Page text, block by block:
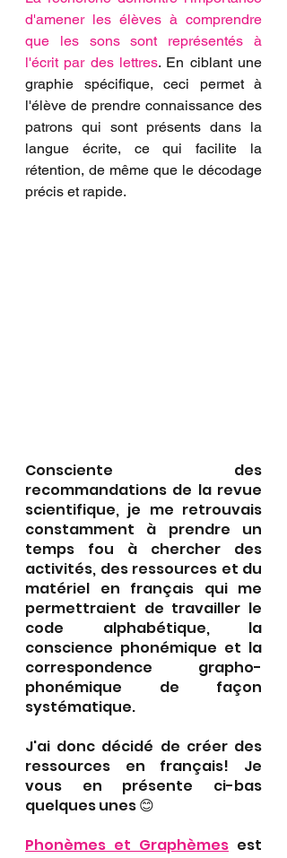
d'amener les élèves à comprendre
que les sons sont représentés à
l'écrit par des lettres. En ciblant une
graphie spécifique, ceci permet à
l'élève de prendre connaissance des
patrons qui sont présents dans la
langue écrite, ce qui facilite la
rétention, de même que le décodage
précis et rapide.
Consciente des
recommandations de la revue
scientifique, je me retrouvais
constamment à prendre un
temps fou à chercher des
activités, des ressources et du
matériel en français qui me
permettraient de travailler le
code alphabétique, la
conscience phonémique et la
correspondence grapho-
phonémique de façon
systématique.
J'ai donc décidé de créer des
ressources en français! Je
vous en présente ci-bas
quelques unes 😊
Phonèmes et Graphèmes est